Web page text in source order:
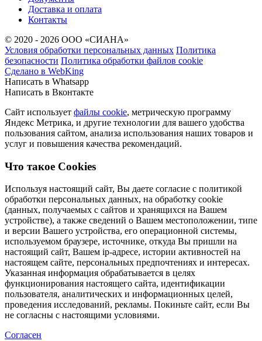
Доставка и оплата
Контакты
© 2020 - 2026 ООО «СИАНА»
Условия обработки персональных данных Политика
безопасности Политика обработки файлов cookie
Сделано в WebKing
Написать в Whatsapp
Написать в Вконтакте
Cайт использует файлы cookie, метрическую программу
Яндекс Метрика, и другие технологии для вашего удобства
пользования сайтом, анализа использования наших товаров и
услуг и повышения качества рекомендаций.
Что такое Cookies
Используя настоящий сайт, Вы даете согласие с политикой
обработки персональных данных, на обработку cookie
(данных, получаемых с сайтов и хранящихся на Вашем
устройстве), а также сведений о Вашем местоположении, типе
и версии Вашего устройства, его операционной системы,
используемом браузере, источнике, откуда Вы пришли на
настоящий сайт, Вашем ip-адресе, истории активностей на
настоящем сайте, персональных предпочтениях и интересах.
Указанная информация обрабатывается в целях
функционирования настоящего сайта, идентификации
пользователя, аналитических и информационных целей,
проведения исследований, рекламы. Покиньте сайт, если Вы
не согласны с настоящими условиями.
Согласен